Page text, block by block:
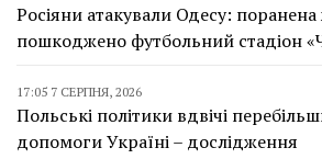
Росіяни атакували Одесу: поранена
пошкоджено футбольний стадіон
17:05 7 СЕРПНЯ, 2026
Польські політики вдвічі
допомоги Україні – дослідження